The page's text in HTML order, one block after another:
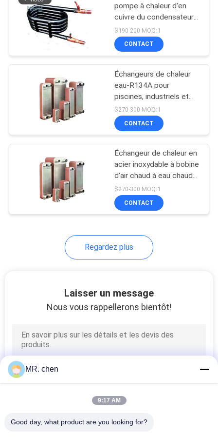
pompe à chaleur d'en
cuivre du condensateur
380V d'échangeur de
chaleur de R404a
$190-200 MOQ:1
CONTACT
Échangeurs de chaleur
eau-R134A pour
piscines, industriels et
marins, échangeurs de
chaleur à plaques
brasées pour piscines
$270-300 MOQ:1
CONTACT
Échangeur de chaleur en
acier inoxydable à bobine
d'air chaud à eau chaude
fabriqué selon ces
spécifications
$270-300 MOQ:1
CONTACT
Regardez plus
Laisser un message
Nous vous rappellerons bientôt!
MR. chen
9:17 AM
Good day, what product are you looking for?